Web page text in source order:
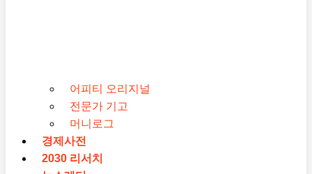
어피티 오리지널
전문가 기고
머니로그
경제사전
2030 리서치